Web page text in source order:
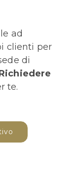
ad
clienti per
di
te.